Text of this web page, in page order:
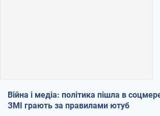
Війна і медіа: політика пішла в
ЗМІ грають за правилами ютуб